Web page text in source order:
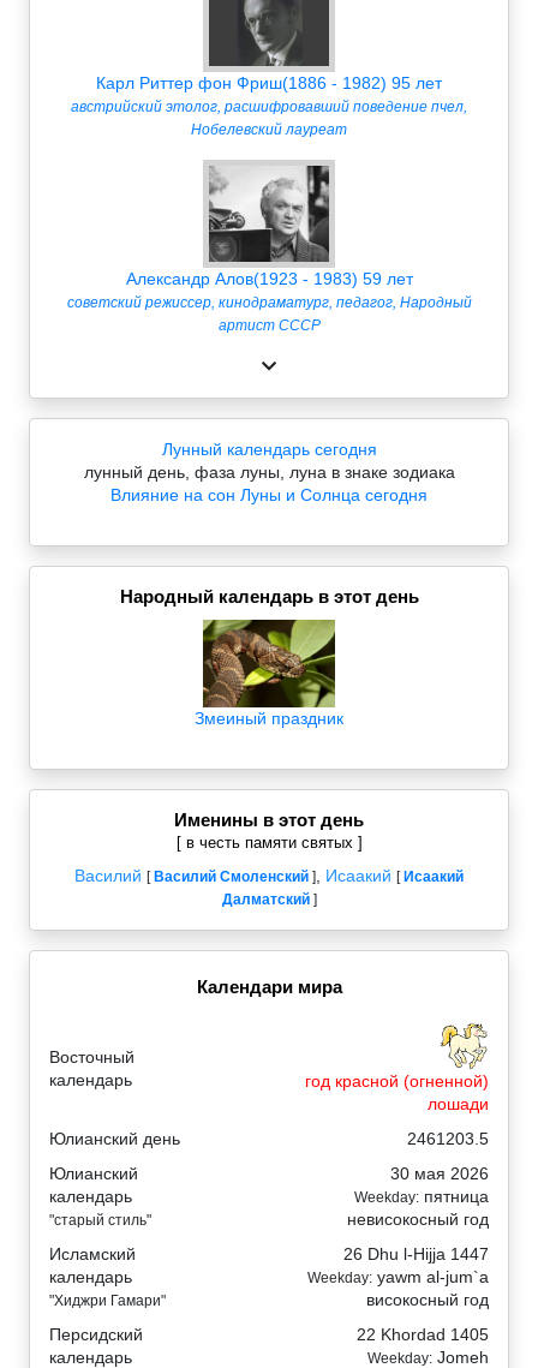
Карл Риттер фон Фриш(1886 - 1982) 95 лет
австрийский этолог, расшифровавший поведение пчел,
Нобелевский лауреат
Александр Алов(1923 - 1983) 59 лет
советский режиссер, кинодраматург, педагог, Народный
артист СССР
Лунный календарь сегодня
лунный день, фаза луны, луна в знаке зодиака
Влияние на сон Луны и Солнца сегодня
Народный календарь в этот день
Змеиный праздник
Именины в этот день
[ в честь памяти святых ]
Василий [Василий Смоленский ] Исаакий [Исаакий
Далматский]
Календари мира
Восточный
календарь
год красной (огненной)
лошади
Юлианский день
2461203.5
Юлианский
календарь
"старый стиль"
30 мая 2026
Weekday: пятница
невисокосный год
Исламский
календарь
"Хиджри Гамари"
26 Dhu l-Hijja 1447
Weekday: yawm al-jum`a
високосный год
Персидский
календарь
22 Khordad 1405
Weekday: Jomeh